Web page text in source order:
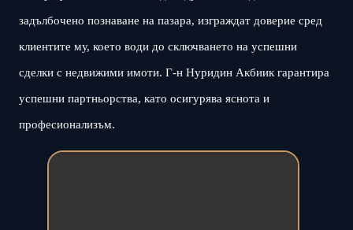
задълбочено познаване на пазара, изграждат доверие сред
клиентите му, което води до сключването на успешни
сделки с недвижими имоти. Г-н Нуридин Акбиик гарантира
успешни партньорства, като осигурява яснота и
професионализъм.